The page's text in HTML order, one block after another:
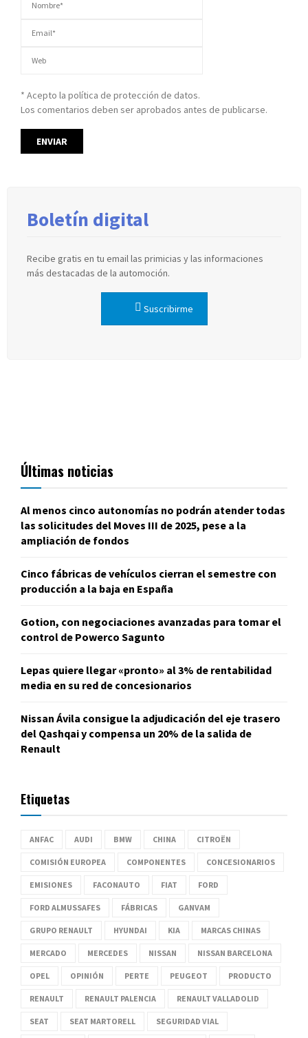
* Acepto la política de protección de datos.
Los comentarios deben ser aprobados antes de publicarse.
Boletín digital
Recibe gratis en tu email las primicias y las informaciones
más destacadas de la automoción.
Suscribirme
Últimas noticias
Al menos cinco autonomías no podrán atender todas
las solicitudes del Moves III de 2025, pese a la
ampliación de fondos
Cinco fábricas de vehículos cierran el semestre con
producción a la baja en España
Gotion, con negociaciones avanzadas para tomar el
control de Powerco Sagunto
Lepas quiere llegar «pronto» al 3% de rentabilidad
media en su red de concesionarios
Nissan Ávila consigue la adjudicación del eje trasero
del Qashqai y compensa un 20% de la salida de
Renault
Etiquetas
ANFAC AUDI BMW CHINA CITROËN
COMISIÓN EUROPEA COMPONENTES CONCESIONARIOS
EMISIONES FACONAUTO FIAT FORD
FORD ALMUSSAFES FÁBRICAS GANVAM
GRUPO RENAULT HYUNDAI KIA MARCAS CHINAS
MERCADO MERCEDES NISSAN NISSAN BARCELONA
OPEL OPINIÓN PERTE PEUGEOT PRODUCTO
RENAULT RENAULT PALENCIA RENAULT VALLADOLID
SEAT SEAT MARTORELL SEGURIDAD VIAL